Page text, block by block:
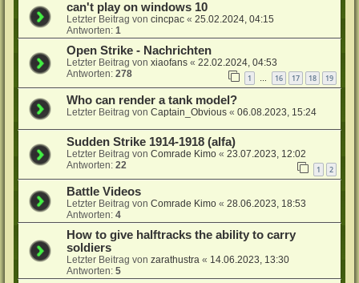
can't play on windows 10
Letzter Beitrag voncincpac «25.02.2024, 04:15
Antworten:1
Open Strike - Nachrichten
Letzter Beitrag vonxiaofans «22.02.2024, 04:53
Antworten:278 1 16 17 18 19
Who can render a tank model?
Letzter Beitrag vonCaptain_Obvious «06.08.2023, 15:24
Sudden Strike 1914-1918 (alfa)
Letzter Beitrag vonComrade Kimo «23.07.2023, 12:02
Antworten:22 1 2
Battle Videos
Letzter Beitrag vonComrade Kimo «28.06.2023, 18:53
Antworten:4
How to give halftracks the ability to carry
soldiers
Letzter Beitrag vonzarathustra « 14.06.2023, 13:30
Antworten:5